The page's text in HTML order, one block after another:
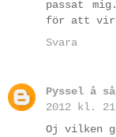
passat
för att
Svara
Pyssel å
2012 kl.
Oj vilken